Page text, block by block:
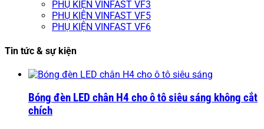
PHỤ KIỆN VINFAST VF3
PHỤ KIỆN VINFAST VF5
PHỤ KIỆN VINFAST VF6
Tin tức & sự kiện
Bóng đèn LED chân H4 cho ô tô siêu sáng không cắt
chích